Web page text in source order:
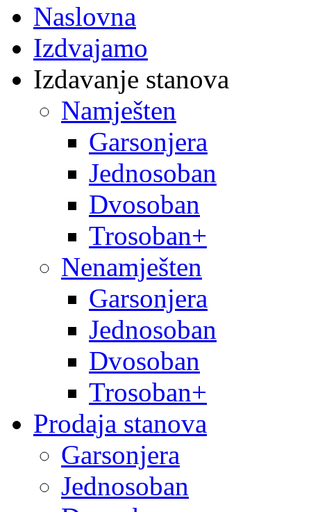
Naslovna
Izdvajamo
Izdavanje stanova
Namješten
Garsonjera
Jednosoban
Dvosoban
Trosoban+
Nenamješten
Garsonjera
Jednosoban
Dvosoban
Trosoban+
Prodaja stanova
Garsonjera
Jednosoban